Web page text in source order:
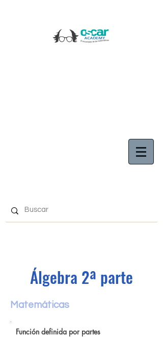
Álgebra 2ª parte
Matemáticas
Función definida por partes